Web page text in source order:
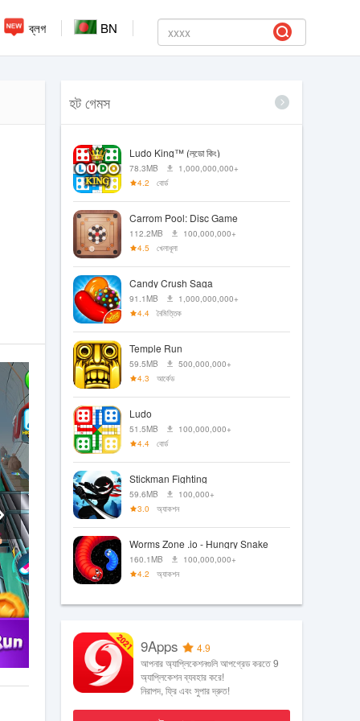
ব্লগ BN
হট গেমস
Ludo King™ (লুডো কিং)
78.3MB
1,000,000,000+
4.2
বোর্ড
Carrom Pool: Disc Game
112.2MB
100,000,000+
4.5
খেলাধূলা
Candy Crush Saga
91.1MB
1,000,000,000+
4.4
নৈমিত্তিক
Temple Run
59.5MB
500,000,000+
4.3
আর্কেড
Ludo
51.5MB
100,000,000+
4.4
বোর্ড
Stickman Fighting
59.6MB
100,000+
3.0
অ্যাকশন
Worms Zone .io - Hungry Snake
160.1MB
100,000,000+
4.2
অ্যাকশন
9Apps
4.9
আপনার অ্যাপ্লিকেশনগুলি আপগ্রেড করতে 9
অ্যাপ্লিকেশন ব্যবহার করে!
নিরাপদ, ফ্রি এবং সুপার দ্রুত!